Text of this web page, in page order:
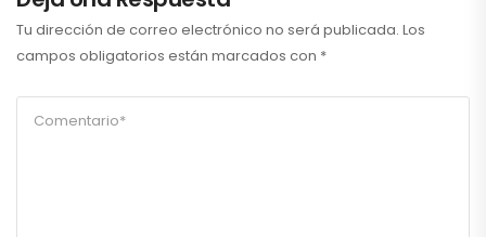
Tu dirección de correo electrónico no será publicada. Los
campos obligatorios están marcados con *